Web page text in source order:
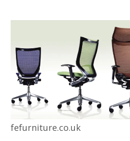
fefurniture.co.uk